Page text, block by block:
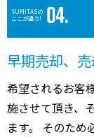
SUMiTASの
ここが違う!
早期売却、
希望されるお客
施させて頂き、
ます。 そのた